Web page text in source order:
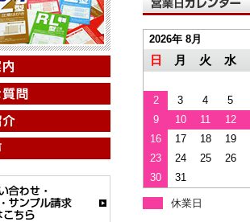
2026年 8月
日 月 火 水
2 3 4
5
9
10 11
12
16
17 18
19
23
24 25
26
30
31
休業日